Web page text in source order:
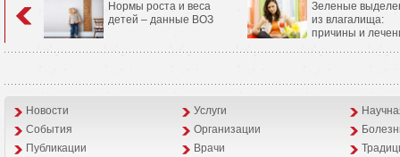
Нормы роста и веса
детей – данные ВОЗ
Зеленые
из влагалища:
причины и
Новости Услуги
События
Организации
Публикации
Врачи